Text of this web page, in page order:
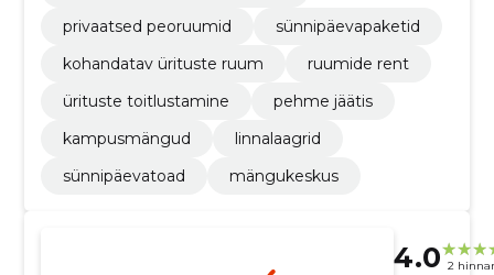
privaatsed peoruumid
sünnipäevapaketid
kohandatav ürituste ruum
ruumide rent
ürituste toitlustamine
pehme jäätis
kampusmängud
linnalaagrid
sünnipäevatoad
mängukeskus
4.0 2